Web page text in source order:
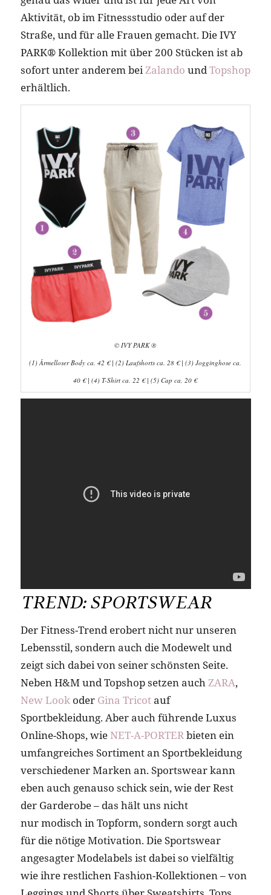
Aktivität, ob im Fitnessstudio oder auf der
Straße, und für alle Frauen gemacht. Die IVY
PARK® Kollektion mit über 200 Stücken ist ab
sofort unter anderem bei Zalando und Topshop
erhältlich.
© IVY PARK ®
(1) Ärmelloser Body ca. 42 € | (2) Laufshorts ca. 28 € | (3) Jogginghose ca.
40 € | (4) T-Shirt ca. 22 € | (5) Cap ca, 20 €
TREND: SPORTSWEAR
Der Fitness-Trend erobert nicht nur unseren
Lebensstil, sondern auch die Modewelt und
zeigt sich dabei von seiner schönsten Seite.
Neben H&M und Topshop setzen auchZARA,
New Lookoder Gina Tricotauf
Sportbekleidung. Aber auch führende Luxus
Online-Shops, wieNET-A-PORTERbieten ein
umfangreiches Sortiment an Sportbekleidung
verschiedener Marken an. Sportswear kann
eben auch genauso schick sein, wie der Rest
der Garderobe – das hält uns nicht
nur modisch in Topform, sondern sorgt auch
für die nötige Motivation. Die Sportswear
angesagter Modelabels ist dabei so vielfältig
wie ihre restlichen Fashion-Kollektionen – von